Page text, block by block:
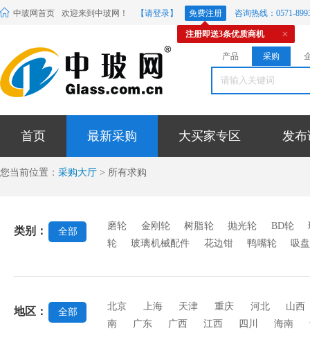
中玻网首页 欢迎来到中玻网！ 【请登录】 免费注册 咨询热线：0571-
注册即送3条优质商机
产品 采购
首页 最新采购 大买家专区 发布
您当前位置： 采购大厅 > 所有求购
类别： 全部
磨轮 金刚轮 树脂轮 抛光轮 BD轮
轮
玻璃机械配件 花边钳 鸭嘴轮
吸盘
化炉轨道绳
羊毛轮 胶辊 除膜轮 其它
地区： 全部
北京 上海 天津 重庆 河北
山西
南
广东 广西 江西 四川 海南